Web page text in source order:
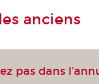
anciens
pas dans